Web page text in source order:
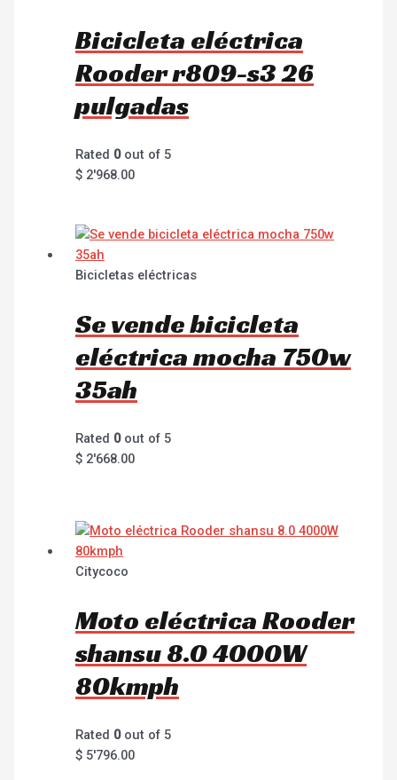
Bicicleta eléctrica
Rooder r809-s3 26
pulgadas
Rated 0out of 5
$ 2'968.00
Bicicletas eléctricas
Se vende bicicleta
eléctrica mocha 750w
35ah
Rated 0out of 5
$ 2'668.00
Citycoco
Moto eléctrica Rooder
shansu 8.0 4000W
80kmph
Rated 0out of 5
$ 5'796.00